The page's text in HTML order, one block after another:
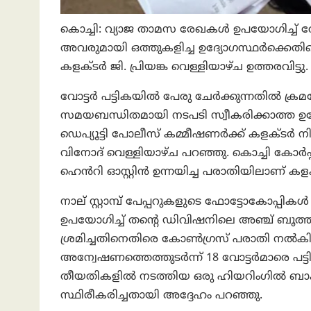
കൊച്ചി: വ്യാജ താമസ രേഖകൾ ഉപയോഗിച്ച്
അവരുമായി ഒത്തുകളിച്ച
കളക്ടർ ജി. പ്രിയങ്ക വെള്ളിയാഴ്ച ഉത്തരവിട്ടു.
വോട്ടർ പട്ടികയിൽ പേരു ചേർക്കുന്നതിൽ
സമയബന്ധിതമായി നടപടി സ്വീകരിക്കാത്ത
ഡെപ്യൂട്ടി പോലീസ് കമ്മീഷണർക്ക് കളക്ടർ
വിനോദ് വെള്ളിയാഴ്ച പറഞ്ഞു. കൊച്ചി
ഹെൻറി ഓസ്റ്റിൻ ഉന്നയിച്ച പരാതിയിലാണ്
നാല് സ്റ്റാമ്പ് പേപ്പറുകളുടെ
ഉപയോഗിച്ച് തന്റെ ഡിവിഷനിലെ അഞ്ച്
ശ്രമിച്ചതിനെതിരെ കോൺഗ്രസ് പരാതി
അന്വേഷണത്തെത്തുടർന്ന് 18 വോട്ടർമാരെ
തീയതികളിൽ നടത്തിയ ഒരു ഹിയറിംഗിൽ
സ്ഥിരീകരിച്ചതായി അദ്ദേഹം പറഞ്ഞു.